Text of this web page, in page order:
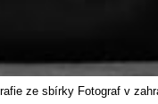
ze sbírky Fotograf v